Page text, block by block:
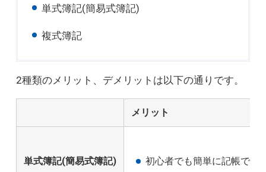
単式簿記(簡易式簿記)
複式簿記
2種類のメリット、デメリットは以下の通りです。
メリット
単式簿記(簡易式簿記) 初心者でも簡単に記帳でき